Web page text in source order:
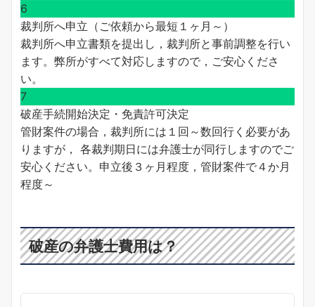
6
裁判所へ申立（ご依頼から最短１ヶ月～）
裁判所へ申立書類を提出し，裁判所と事前調整を行い
ます。弊所がすべて対応しますので，ご安心くださ
い。
7
破産手続開始決定・免責許可決定
管財案件の場合，裁判所には１回～数回行く必要があ
りますが， 各裁判期日には弁護士が同行しますのでご
安心ください。申立後３ヶ月程度，管財案件で４か月
程度～
破産の弁護士費用は？